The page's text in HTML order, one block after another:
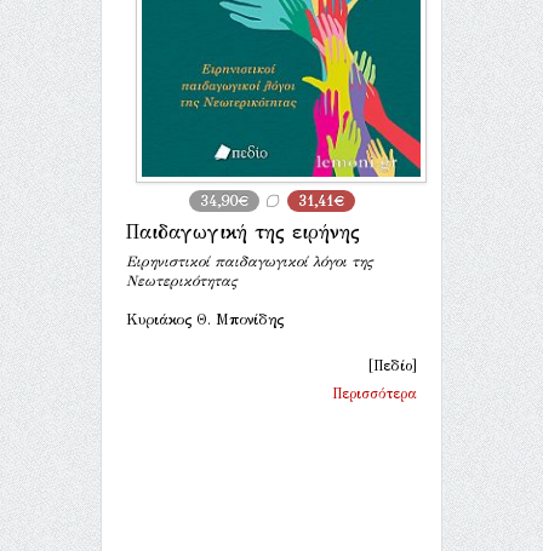
34,90€ 31,41€
Παιδαγωγική της ειρήνης
Ειρηνιστικοί παιδαγωγικοί λόγοι της
Νεωτερικότητας
Κυριάκος Θ. Μπονίδης
[Πεδίο]
Περισσότερα